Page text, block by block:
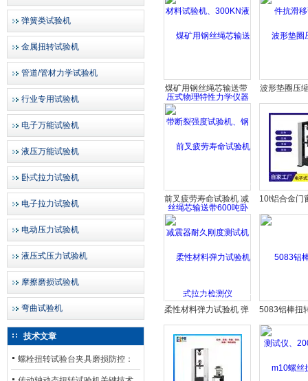
弹簧类试验机
金属扭转试验机
管道/管材力学试验机
行业专用试验机
电子万能试验机
液压万能试验机
卧式拉力试验机
电子拉力试验机
电动压力试验机
液压式压力试验机
摩擦磨损试验机
弯曲试验机
技术文章
螺栓扭转试验台夹具磨损防控：
式物理特性力学仪器
煤矿用钢丝绳芯输送带
断裂强度试验机、钢丝
绳芯输送带600吨卧式
波形垫圈压
自动弹
前叉疲劳寿命试验机 减
震器耐久刚度测试机
10t铝合金门
试验机 材
柔性材料弹力试验机 弹
簧拉压力测试机
5083铝棒扭
仪、
属材料的